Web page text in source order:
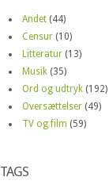
Andet (44)
Censur (10)
Litteratur (13)
Musik (35)
Ord og udtryk (192)
Oversættelser (49)
TV og film (59)
TAGS